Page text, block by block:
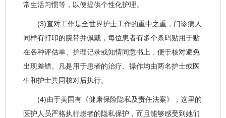
常生活习惯等，以便提供个性化护理。
(3)查对工作是全世界护士工作的重中之重，门诊病人
同样有打印的腕带并佩戴，每位患者有多个条码贴用于贴
在各种评估单、护理记录或知情同意书上，便于核对避免
出现差错。凡是用于患者的治疗、操作均由两名护士或医
生和护士共同核对后执行。
(4)由于美国有《健康保险隐私及责任法案》，这里的
医护人员严格执行患者的隐私保护，而且能够感受到她们